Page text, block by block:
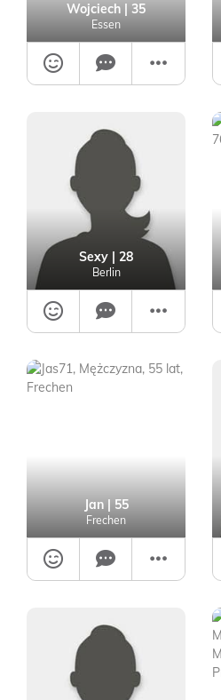
Wojciech | 35
Essen
Sexy | 28
Berlin
Jan| 55
Frechen